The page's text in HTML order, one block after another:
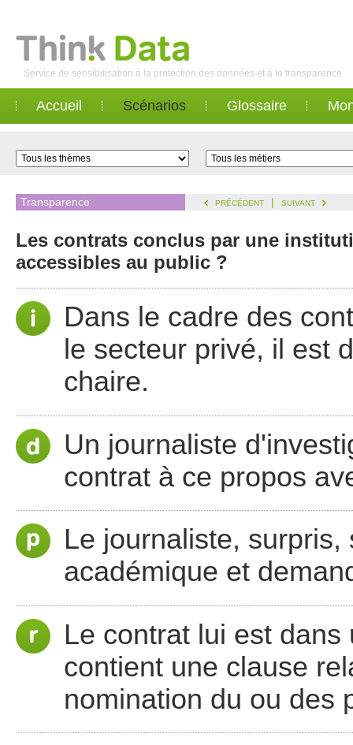
Service de sensibilisation à la protection des données et à la transparence
Accueil Scénarios Glossaire
Transparence PRÉCÉDENT | SUIVANT
Les contrats conclus par une
accessibles au public ?
Dans le cadre des
le secteur privé, il est
chaire.
Un journaliste
contrat à ce propos
Le journaliste,
académique et
Le contrat lui est
contient une clause
nomination du ou des